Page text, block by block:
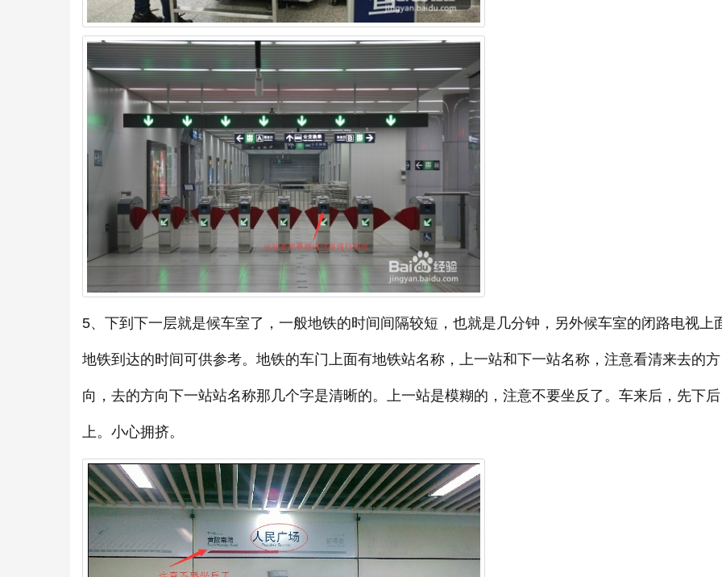
5、下到下一层就是候车室了，一般地铁的时间间隔较短，也就是几分钟，另外候车室的闭路电视上
地铁到达的时间可供参考。地铁的车门上面有地铁站名称，上一站和下一站名称，注意看清来去的方
向，去的方向下一站站名称那几个字是清晰的。上一站是模糊的，注意不要坐反了。车来后，先下后
上。小心拥挤。